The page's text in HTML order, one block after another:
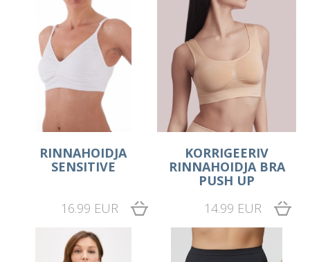
RINNAHOIDJA
SENSITIVE
16.99 EUR
KORRIGEERIV
RINNAHOIDJA BRA
PUSH UP
14.99 EUR